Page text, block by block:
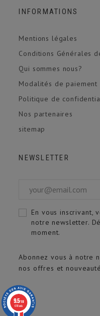
INFORMATIONS
Mentions légales
Conditions Générales
Qui sommes nous?
Modalités de paiement
Politique de
Nos partenaires
sitemap
NEWSLETTER
Abonnez vous à notre
nos offres et
En vous inscrivant,
notre newsletter.
moment.
9.5/10
618 avis